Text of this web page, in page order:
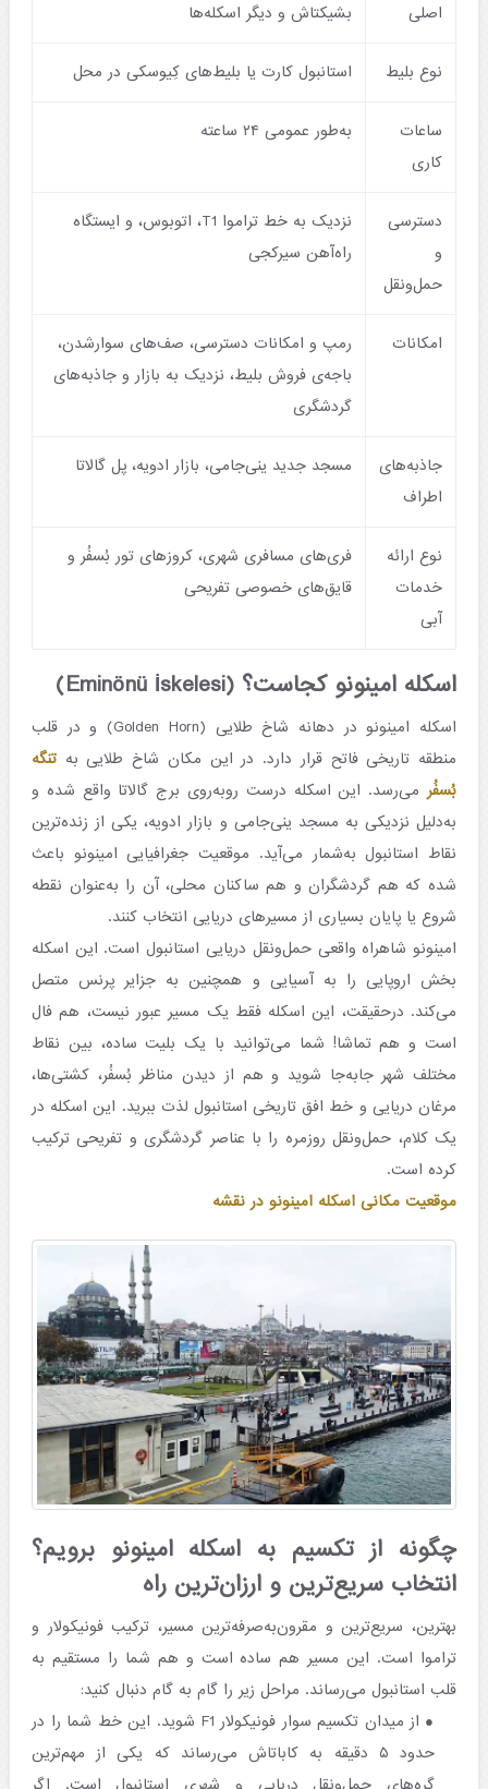
اصلی
بشیکتاش و دیگر اسکله‌ها
نوع بلیط استانبول کارت یا بلیط‌های کِیوسکی در محل
ساعات
کاری
به‌طور عمومی ۲۴ ساعته
دسترسی
و
حمل‌ونقل
نزدیک به خط تراموا T1، اتوبوس، و ایستگاه
راه‌آهن سیرکجی
امکانات
رمپ و امکانات دسترسی، صف‌های سوارشدن،
باجه‌ی فروش بلیط، نزدیک به بازار و جاذبه‌های
گردشگری
جاذبه‌های
اطراف
مسجد جدید ینی‌جامی، بازار ادویه، پل گالاتا
نوع ارائه
خدمات
آبی
فری‌های مسافری شهری، کروزهای تور بُسفُر و
قایق‌های خصوصی تفریحی
اسکله امینونو کجاست؟ (Eminönü İskelesi)
اسکله امینونو در دهانه شاخ طلایی (Golden Horn) و در قلب
منطقه تاریخی فاتح قرار دارد. در این مکان شاخ طلایی بهتنگه
بُسفُرمی‌رسد. این اسکله درست روبه‌روی برج گالاتا واقع شده و
به‌دلیل نزدیکی به مسجد ینی‌جامی و بازار ادویه، یکی از زنده‌ترین
نقاط استانبول به‌شمار می‌آید. موقعیت جغرافیایی امینونو باعث
شده که هم گردشگران و هم ساکنان محلی، آن را به‌عنوان نقطه
شروع یا پایان بسیاری از مسیرهای دریایی انتخاب کنند.
امینونو شاهراه واقعی حمل‌ونقل دریایی استانبول است. این اسکله
بخش اروپایی را به آسیایی و همچنین به جزایر پرنس متصل
می‌کند. درحقیقت، این اسکله فقط یک مسیر عبور نیست، هم فال
است و هم تماشا! شما می‌توانید با یک بلیت ساده، بین نقاط
مختلف شهر جابه‌جا شوید و هم از دیدن مناظر بُسفُر، کشتی‌ها،
مرغان دریایی و خط افق تاریخی استانبول لذت ببرید. این اسکله در
یک کلام، حمل‌ونقل روزمره را با عناصر گردشگری و تفریحی ترکیب
کرده است.
موقعیت مکانی اسکله امینونو در نقشه
چگونه از تکسیم به اسکله امینونو برویم؟
انتخاب سریع‌ترین و ارزان‌ترین راه
بهترین، سریع‌ترین و مقرون‌به‌صرفه‌ترین مسیر، ترکیب فونیکولار و
تراموا است. این مسیر هم ساده است و هم شما را مستقیم به
قلب استانبول می‌رساند. مراحل زیر را گام به گام دنبال کنید:
از میدان تکسیم سوار فونیکولار F1 شوید. این خط شما را در
حدود ۵ دقیقه به کاباتاش می‌رساند که یکی از مهم‌ترین